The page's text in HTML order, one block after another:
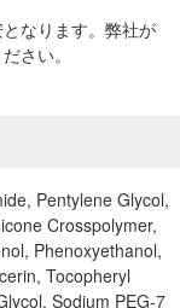
なります。弊社が
さい。
Pentylene Glycol,
Crosspolymer,
Phenoxyethanol,
Tocopheryl
Sodium PEG-7